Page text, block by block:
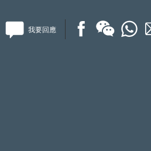
我要回應